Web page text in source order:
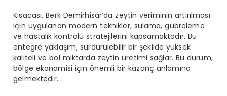
Kısacası, Berk Demirhisar’da zeytin veriminin artırılması
için uygulanan modern teknikler, sulama, gübreleme
ve hastalık kontrolü stratejilerini kapsamaktadır. Bu
entegre yaklaşım, sürdürülebilir bir şekilde yüksek
kaliteli ve bol miktarda zeytin üretimi sağlar. Bu durum,
bölge ekonomisi için önemli bir kazanç anlamına
gelmektedir.